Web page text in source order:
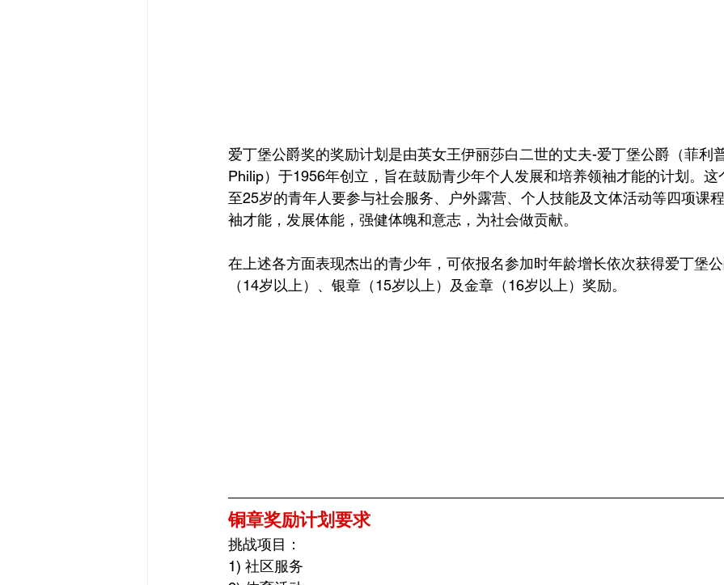
爱丁堡公爵奖的奖励计划是由英女王伊丽莎白二世的丈夫-爱丁堡公爵（菲利
Philip）于1956年创立，旨在鼓励青少年个人发展和培养领袖才能的计划。这
至25岁的青年人要参与社会服务、户外露营、个人技能及文体活动等四项课
袖才能，发展体能，强健体魄和意志，为社会做贡献。
在上述各方面表现杰出的青少年，可依报名参加时年龄增长依次获得爱丁堡
（14岁以上）、银章（15岁以上）及金章（16岁以上）奖励。
铜章奖励计划要求
挑战项目：
1) 社区服务